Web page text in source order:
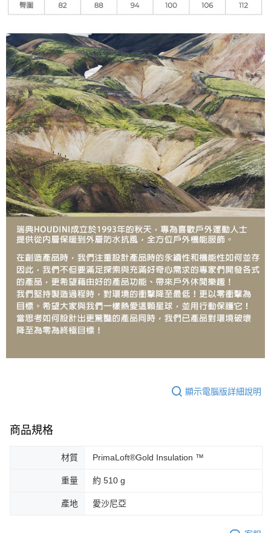
顯示電腦版詳細說明
商品規格
材質 PrimaLoft®Gold Insulation ™
重量 約 510 g
產地 愛沙尼亞